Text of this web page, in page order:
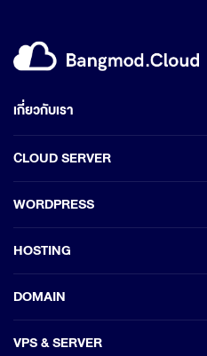
เกี่ยวกับเรา
CLOUD SERVER
WORDPRESS
HOSTING
DOMAIN
VPS & SERVER